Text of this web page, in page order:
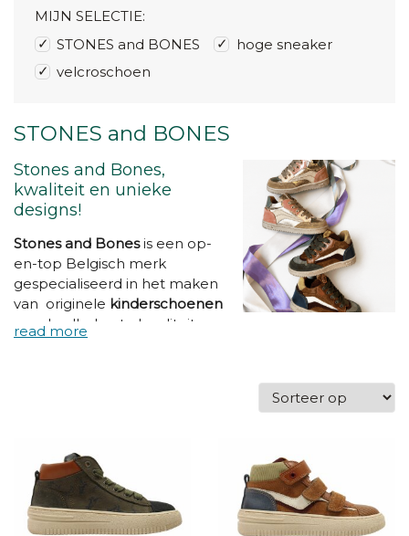
STONES and BONES
Stones and Bones,
kwaliteit en unieke
designs!
Stones and Bonesis een op-
en-top Belgisch merk
gespecialiseerd in het maken
van originele kinderschoenen
van de allerbeste kwaliteit.
Hun slogan
kind vindt ze fantastisch en jij
kan ervan op aan dat de
voeten van kind de nodige
bescherming krijgen.
MIJN SELECTIE:
STONES and BONES
hoge sneaker
velcroschoen